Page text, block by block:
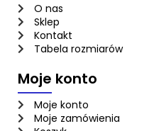
O nas
Sklep
Kontakt
Tabela rozmiarów
Moje konto
Moje konto
Moje zamówienia